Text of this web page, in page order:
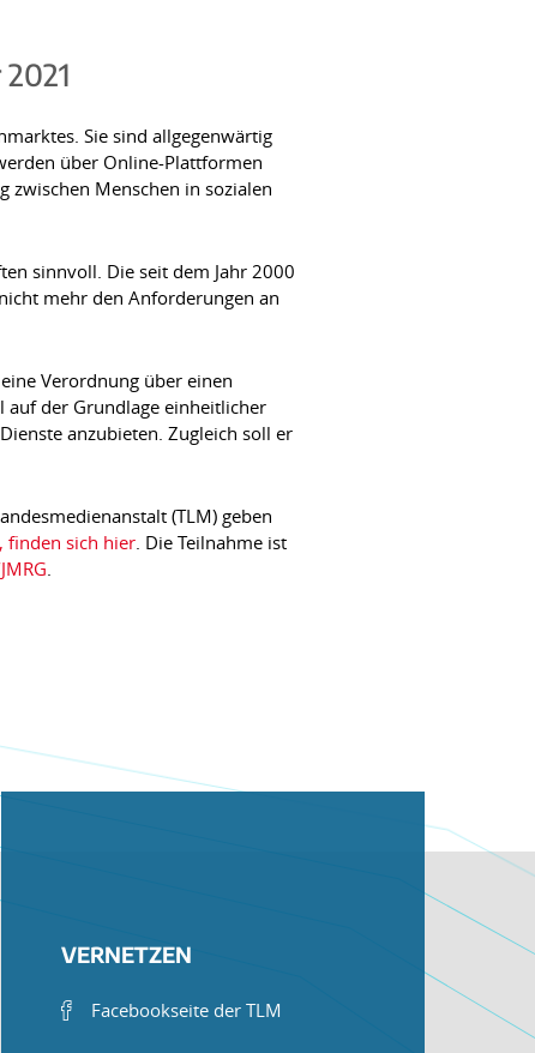
Sie sind allgegenwärtig
über Online-Plattformen
Menschen in sozialen
sinnvoll. Die seit dem Jahr 2000
mehr den Anforderungen an
Verordnung über einen
auf der Grundlage einheitlicher
anzubieten. Zugleich soll er
(TLM) geben
finden sich hier. Die Teilnahme ist
.
VERNETZEN
Facebookseite der TLM